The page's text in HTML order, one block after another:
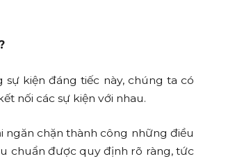
kiện đáng tiếc này, chúng ta có
nối các sự kiện với nhau.
ngăn chặn thành công những điều
chuẩn được quy định rõ ràng, tức